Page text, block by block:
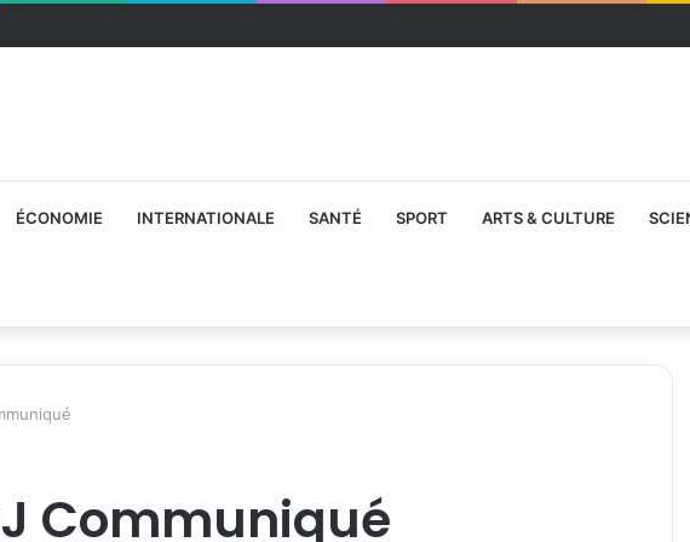
ÉCONOMIE INTERNATIONALE SANTÉ SPORT ARTS & CULTURE
Communiqué